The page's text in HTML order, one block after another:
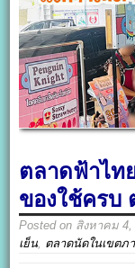
ตลาดฟ้าไท
ของใช้ครบ
Posted on สิงหาคม 4,
เย็น, ตลาดนัดในเขตภ